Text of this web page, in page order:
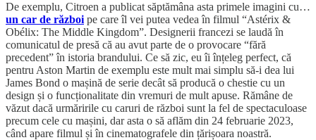
De exemplu, Citroen a publicat săptămâna asta primele imagini cu…
un car de război pe care îl vei putea vedea în filmul “Astérix &
Obélix: The Middle Kingdom”. Designerii francezi se laudă în
comunicatul de presă că au avut parte de o provocare “fără
precedent” în istoria brandului. Ce să zic, eu îi înțeleg perfect, că
pentru Aston Martin de exemplu este mult mai simplu să-i dea lui
James Bond o mașină de serie decât să producă o chestie cu un
design și o funcționalitate din vremuri de mult apuse. Rămâne de
văzut dacă urmăririle cu caruri de război sunt la fel de spectaculoase
precum cele cu mașini, dar asta o să aflăm din 24 februarie 2023,
când apare filmul și în cinematografele din țărișoara noastră.